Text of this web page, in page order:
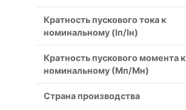
Кратность пускового тока к
номинальному (Iп/Iн)
Кратность пускового момента к
номинальному (Мп/Мн)
Страна производства